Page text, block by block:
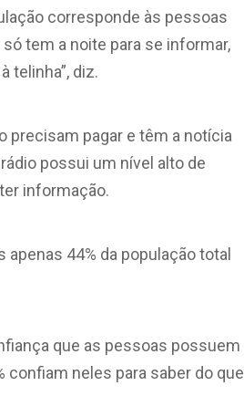
corresponde às pessoas
tem a noite para se informar,
telinha”, diz.
precisam pagar e têm a notícia
possui um nível alto de
informação.
44% da população total
que as pessoas possuem
confiam neles para saber do que